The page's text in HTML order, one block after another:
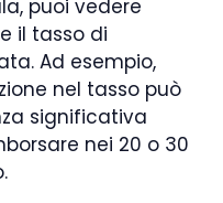
puoi vedere
il tasso di
Ad esempio,
nel tasso può
significativa
nei 20 o 30